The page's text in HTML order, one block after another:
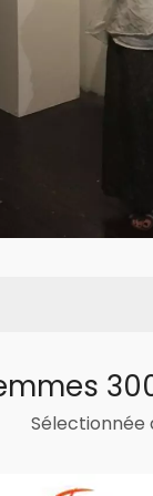
Sélectionnée